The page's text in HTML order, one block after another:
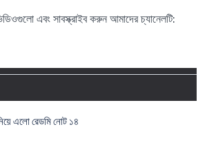
এবং সাবস্ক্রাইব করুন আমাদের চ্যানেলটি:
এলো রেডমি নোট ১৪